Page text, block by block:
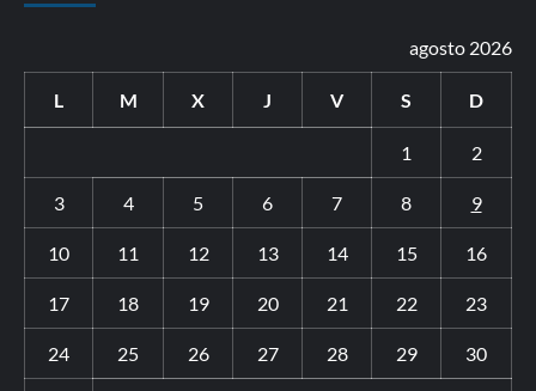
agosto 2026
L M X J V S D
1 2
3 4 5 6 7 8 9
10 11 12 13 14 15 16
17 18 19 20 21 22 23
24 25 26 27 28 29 30